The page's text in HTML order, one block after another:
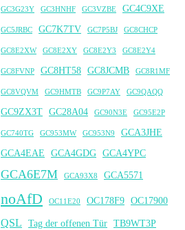
GC3G23Y GC3HNHF GC3VZBE GC4C9XE
GC5JRBC GC7K7TV GC7P5BJ GC8CHCP
GC8E2XW GC8E2XY GC8E2Y3 GC8E2Y4
GC8FVNP GC8HT58 GC8JCMB GC8R1MF
GC8VQVM GC9HMTB GC9P7AY GC9QAQQ
GC9ZX3T GC28A04 GC90N3E GC95E2P
GC740TG GC953MW GC953N9
GCA3JHE
GCA4EAE
GCA4GDG GCA4YPC
GCA6E7M GCA93X8 GCA5571
noAfD OC11E20 OC178F9 OC17900
QSL Tag der offenen Tür TB9WT3P